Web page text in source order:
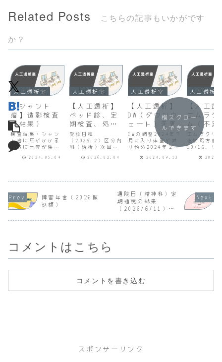
Related Posts
こちらの記事もいかがです
か？
人工透析室
【シャント
瘤】造影検査
（結果）
検査結果・シャン
ト瘤に圧がかかる
ように血管が狭く
なっている・急が
ないが広げる治療
い・紹介状を用意
する、受診日が決
まったらお知らせ
するR6.5.9（木）
2024.05.09
人工透析室
【人工透析】
ベッド診、定
期検査、処方
薬、医師説明
（2026.2）
受診日程
（2026.2）区分内
科（透析）次回予
定定期検査
血）処方薬
2026.2.162026.
3.16医師説明なし
2026.02.04
人工透析室
【人工透析】
DW（ダウンウ
ェート）変更
DWの調整2024年７
月に入り体重が減
り始め2024年２月
を変更したのです
なりました。2024
年８月末から体重
増となる日があり
透析時透析時にベ
2024.09.13
人工透析
【人工
エムラク
ム（不足
追加処方
エムラクリ
追加処方前
10/16、リ
ラクリーム
ます。来月
日11/18ま
14日分が必
るため透析
横スクロー
ルできます
障害年金（2026振
込額）
通院日（精神科）定
期通院の結果
（2026/6/11）、
担当医交代予定）
コメントはこちら
コメントを書き込む
スポンサーリンク